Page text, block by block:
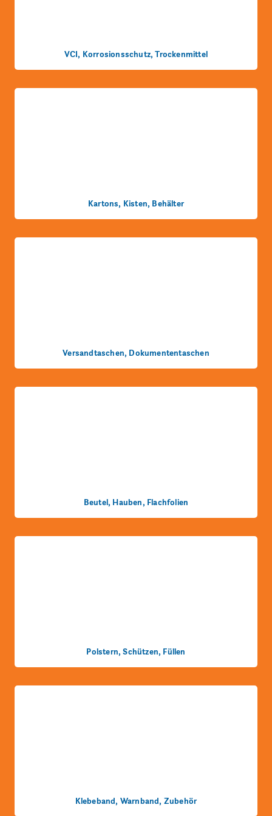
VCI, Korrosionsschutz, Trockenmittel
Kartons, Kisten, Behälter
Versandtaschen, Dokumententaschen
Beutel, Hauben, Flachfolien
Polstern, Schützen, Füllen
Klebeband, Warnband, Zubehör